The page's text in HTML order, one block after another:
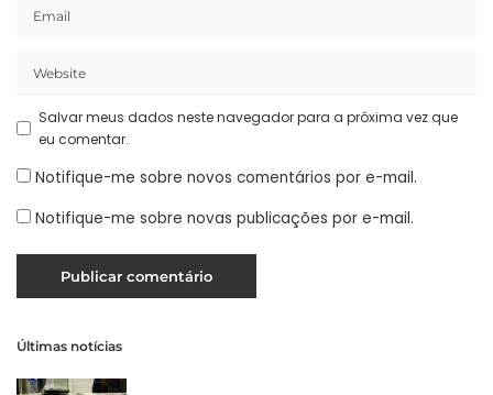
Salvar meus dados neste navegador para a próxima vez que
eu comentar.
Notifique-me sobre novos comentários por e-mail.
Notifique-me sobre novas publicações por e-mail.
Últimas notícias